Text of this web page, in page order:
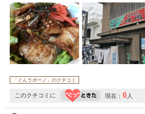
「ぐんラボーノ」のクチコミ
このクチコミに 現在： 6人